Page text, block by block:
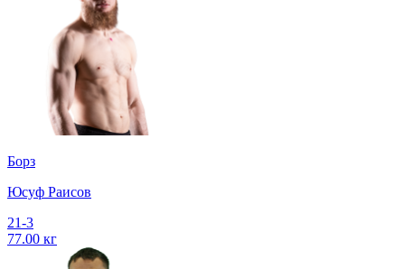
Борз
Юсуф Раисов
21-3
77.00 кг